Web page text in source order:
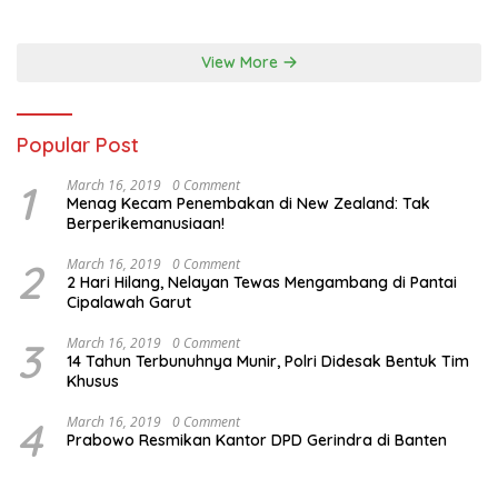
View More
Popular Post
1 March 16, 2019 0 Comment
Menag Kecam Penembakan di New Zealand: Tak
Berperikemanusiaan!
2 March 16, 2019 0 Comment
2 Hari Hilang, Nelayan Tewas Mengambang di Pantai
Cipalawah Garut
3 March 16, 2019 0 Comment
14 Tahun Terbunuhnya Munir, Polri Didesak Bentuk Tim
Khusus
4 March 16, 2019 0 Comment
Prabowo Resmikan Kantor DPD Gerindra di Banten